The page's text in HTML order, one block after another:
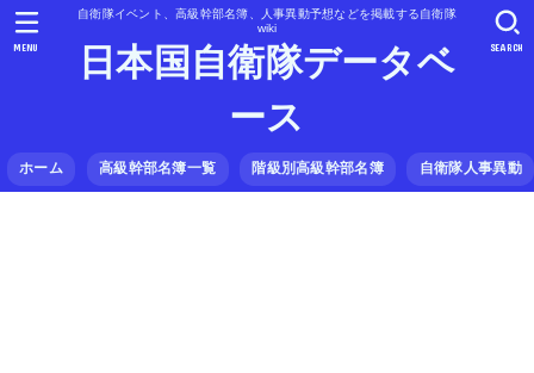
自衛隊イベント、高級幹部名簿、人事異動予想などを掲載する自衛隊
wiki
日本国自衛隊データベ
ース
ホーム 高級幹部名簿一覧 階級別高級幹部名簿 自衛隊人事異動
SEARCH
MENU